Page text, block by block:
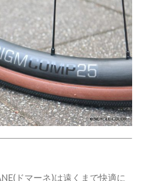
ドマーネ)は遠くまで快適に